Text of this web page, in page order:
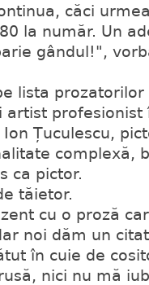
căci
la număr. Un
gândul!",
lista prozatorilor
artist
Țuculescu,
complexă,
ca pictor.
tăietor.
cu o proză
noi dăm un
în cuie de
nici nu mă